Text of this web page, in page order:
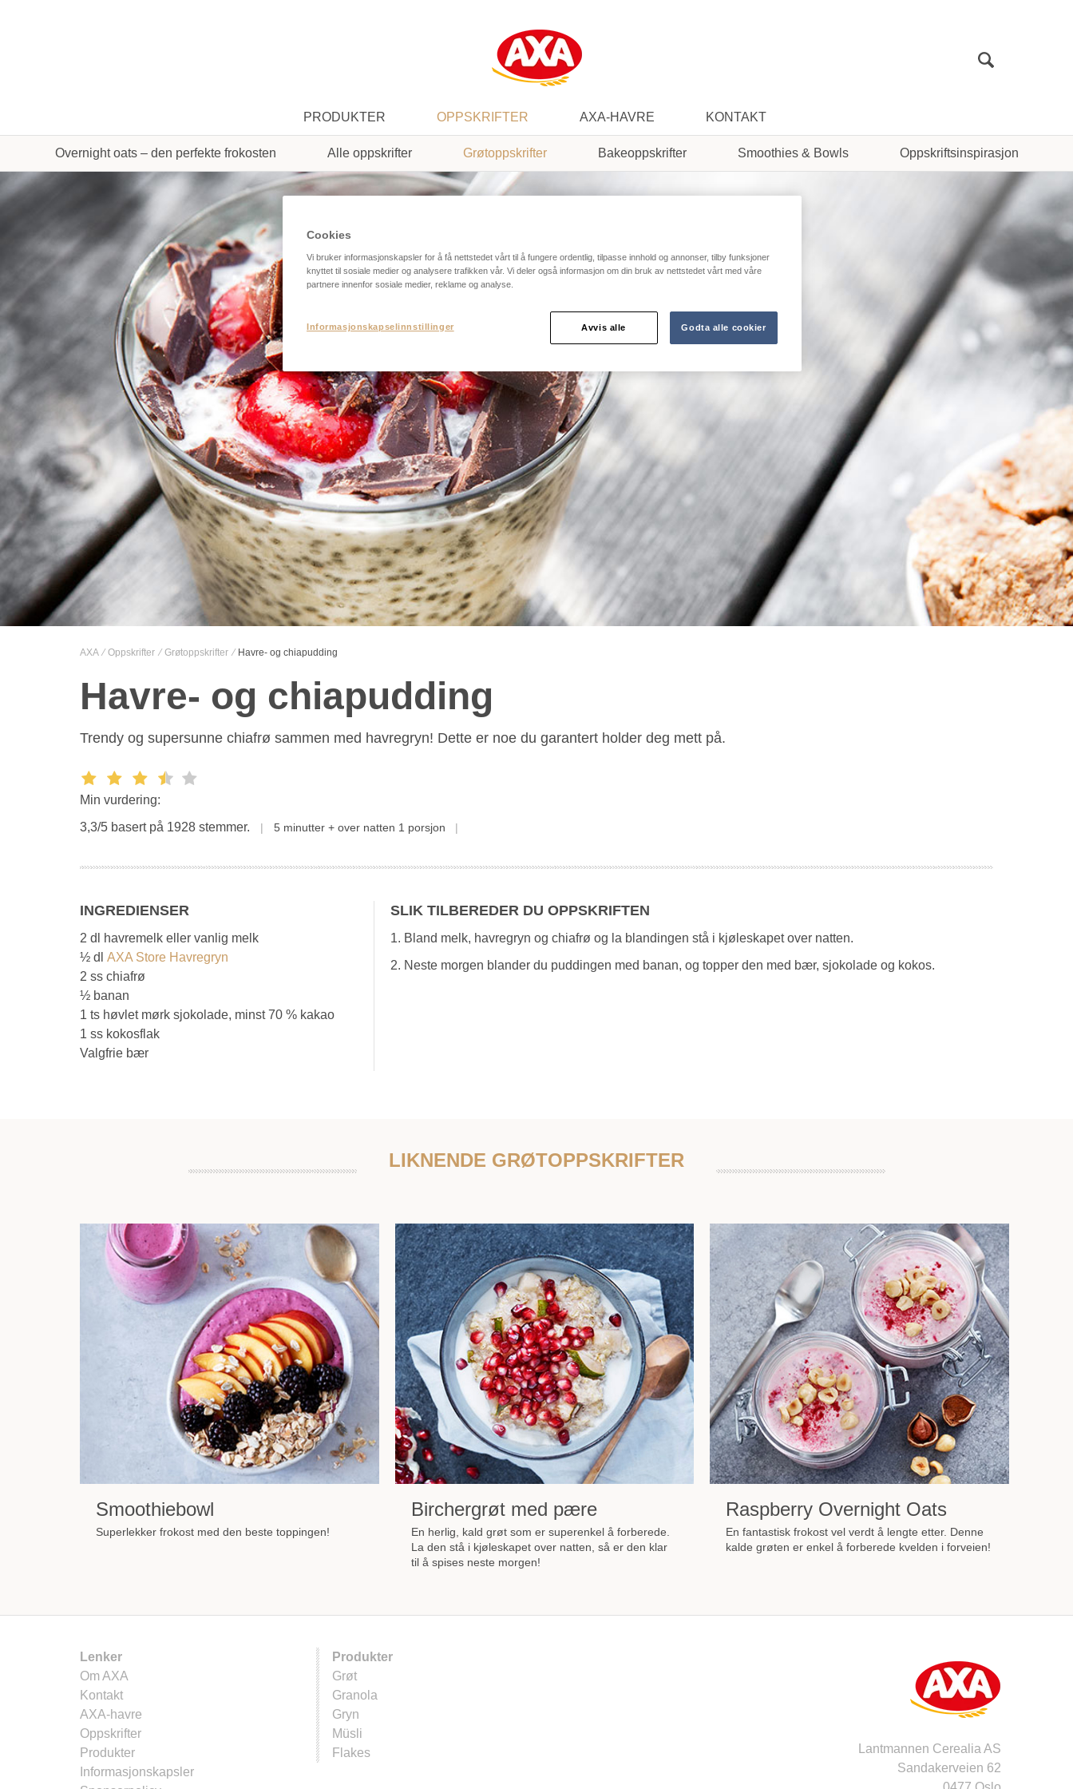
Sök
PRODUKTER OPPSKRIFTER AXA-HAVRE KONTAKT
Overnight oats – den perfekte frokosten Alle oppskrifter Grøtoppskrifter Bakeoppskrifter Smoothies & Bowls Oppskriftsinspirasjon
AXA Oppskrifter Grøtoppskrifter Havre- og chiapudding
Havre- og chiapudding
Trendy og supersunne chiafrø sammen med havregryn! Dette er noe du garantert holder deg mett på.
Min vurdering:
3,3/5 basert på 1928 stemmer.
5 minutter + over natten 1 porsjon
INGREDIENSER
2 dl havremelk eller vanlig melk
½ dl AXA Store Havregryn
2 ss chiafrø
½ banan
1 ts høvlet mørk sjokolade, minst 70 % kakao
1 ss kokosflak
Valgfrie bær
SLIK TILBEREDER DU OPPSKRIFTEN
1. Bland melk, havregryn og chiafrø og la blandingen stå i kjøleskapet over natten.
2. Neste morgen blander du puddingen med banan, og topper den med bær, sjokolade og kokos.
LIKNENDE GRØTOPPSKRIFTER
Smoothiebowl
Superlekker frokost med den beste toppingen!
Birchergrøt med pære
En herlig, kald grøt som er superenkel å forberede.
La den stå i kjøleskapet over natten, så er den klar
til å spises neste morgen!
Raspberry Overnight Oats
En fantastisk frokost vel verdt å lengte etter. Denne
kalde grøten er enkel å forberede kvelden i forveien!
Lenker
Om AXA
Kontakt
AXA-havre
Oppskrifter
Produkter
Informasjonskapsler
Produkter
Grøt
Granola
Gryn
Müsli
Flakes
Lantmannen Cerealia AS
Sandakerveien 62
Cookies
Vi bruker informasjonskapsler for å få nettstedet vårt til å fungere ordentlig, tilpasse innhold og annonser, tilby funksjoner
knyttet til sosiale medier og analysere trafikken vår. Vi deler også informasjon om din bruk av nettstedet vårt med våre
partnere innenfor sosiale medier, reklame og analyse.
Informasjonskapselinnstillinger Avvis alle Godta alle cookier